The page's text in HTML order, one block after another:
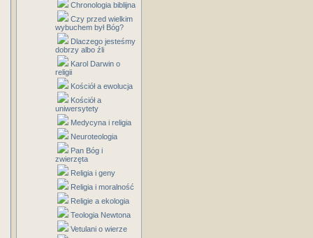
Chronologia biblijna
Czy przed wielkim
wybuchem był Bóg?
Dlaczego jesteśmy
dobrzy albo źli
Karol Darwin o
religii
Kościół a ewolucja
Kościół a
uniwersytety
Medycyna i religia
Neuroteologia
Pan Bóg i
zwierzęta
Religia i geny
Religia i moralność
Religie a ekologia
Teologia Newtona
Vetulani o wierze